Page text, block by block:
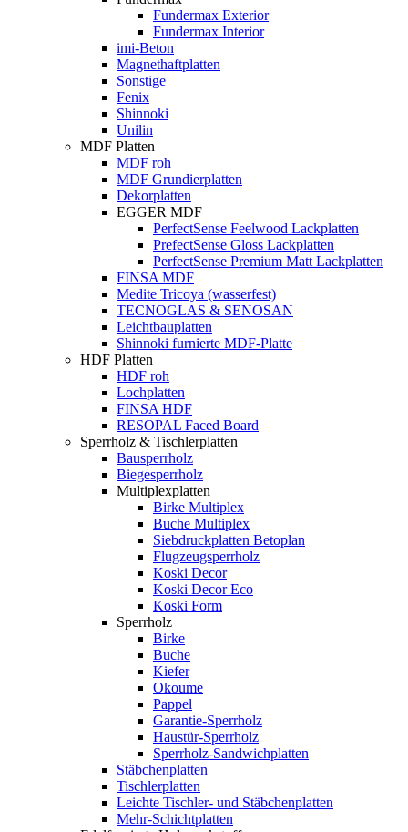
Fundermax Exterior
Fundermax Interior
imi-Beton
Magnethaftplatten
Sonstige
Fenix
Shinnoki
Unilin
MDF Platten
MDF roh
MDF Grundierplatten
Dekorplatten
EGGER MDF
PerfectSense Feelwood Lackplatten
PrefectSense Gloss Lackplatten
PerfectSense Premium Matt Lackplatten
FINSA MDF
Medite Tricoya (wasserfest)
TECNOGLAS & SENOSAN
Leichtbauplatten
Shinnoki furnierte MDF-Platte
HDF Platten
HDF roh
Lochplatten
FINSA HDF
RESOPAL Faced Board
Sperrholz & Tischlerplatten
Bausperrholz
Biegesperrholz
Multiplexplatten
Birke Multiplex
Buche Multiplex
Siebdruckplatten Betoplan
Flugzeugsperrholz
Koski Decor
Koski Decor Eco
Koski Form
Sperrholz
Birke
Buche
Kiefer
Okoume
Pappel
Garantie-Sperrholz
Haustür-Sperrholz
Sperrholz-Sandwichplatten
Stäbchenplatten
Tischlerplatten
Leichte Tischler- und Stäbchenplatten
Mehr-Schichtplatten